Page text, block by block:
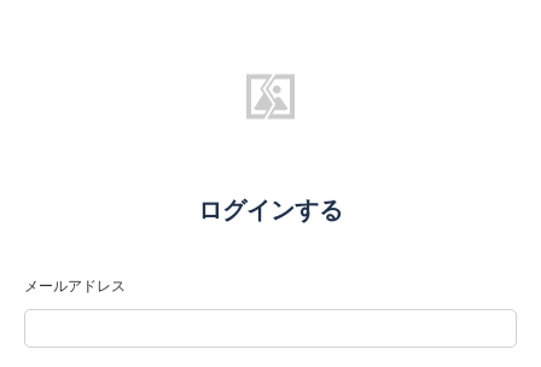
ログインする
メールアドレス